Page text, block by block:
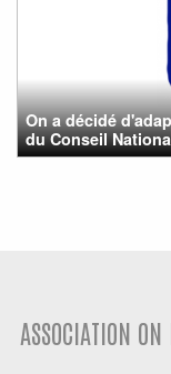
On a décidé
du Conseil
ASSOCIATION